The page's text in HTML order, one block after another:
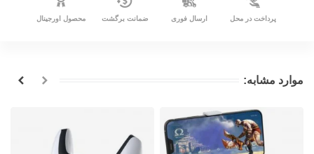
پرداخت در محل ارسال فوری ضمانت برگشت محصول اورجینال
موارد مشابه: